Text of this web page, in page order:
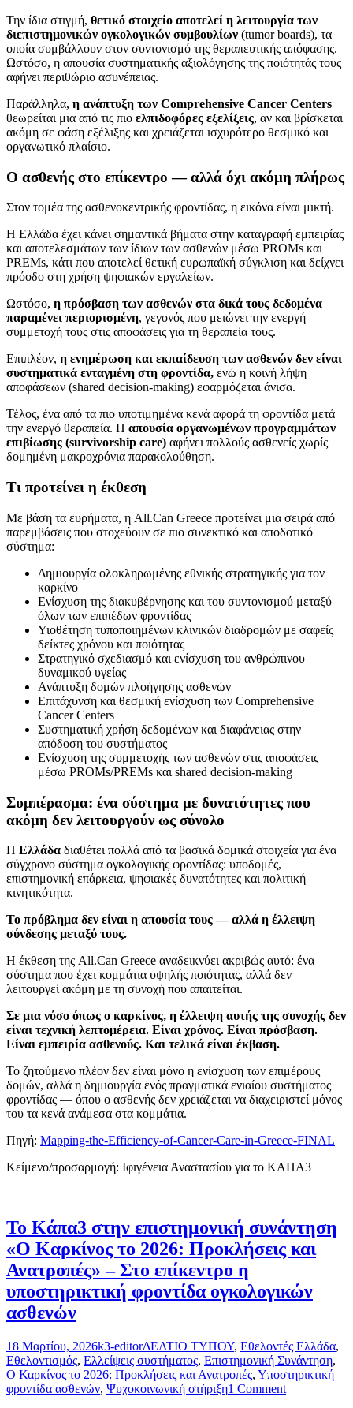
Την ίδια στιγμή, θετικό στοιχείο αποτελεί η λειτουργία των
διεπιστημονικών ογκολογικών συμβουλίων (tumor boards), τα
οποία συμβάλλουν στον συντονισμό της θεραπευτικής απόφασης.
Ωστόσο, η απουσία συστηματικής αξιολόγησης της ποιότητάς τους
αφήνει περιθώριο ασυνέπειας.
Παράλληλα, η ανάπτυξη των Comprehensive Cancer Centers
θεωρείται μια από τις πιο ελπιδοφόρες εξελίξεις, αν και βρίσκεται
ακόμη σε φάση εξέλιξης και χρειάζεται ισχυρότερο θεσμικό και
οργανωτικό πλαίσιο.
Ο ασθενής στο επίκεντρο — αλλά όχι ακόμη πλήρως
Στον τομέα της ασθενοκεντρικής φροντίδας, η εικόνα είναι μικτή.
Η Ελλάδα έχει κάνει σημαντικά βήματα στην καταγραφή εμπειρίας
και αποτελεσμάτων των ίδιων των ασθενών μέσω PROMs και
PREMs, κάτι που αποτελεί θετική ευρωπαϊκή σύγκλιση και δείχνει
πρόοδο στη χρήση ψηφιακών εργαλείων.
Ωστόσο, η πρόσβαση των ασθενών στα δικά τους δεδομένα
παραμένει περιορισμένη, γεγονός που μειώνει την ενεργή
συμμετοχή τους στις αποφάσεις για τη θεραπεία τους.
Επιπλέον, η ενημέρωση και εκπαίδευση των ασθενών δεν είναι
συστηματικά ενταγμένη στη φροντίδα, ενώ η κοινή λήψη
αποφάσεων (shared decision-making) εφαρμόζεται άνισα.
Τέλος, ένα από τα πιο υποτιμημένα κενά αφορά τη φροντίδα μετά
την ενεργό θεραπεία. Η απουσία οργανωμένων προγραμμάτων
επιβίωσης (survivorship care) αφήνει πολλούς ασθενείς χωρίς
δομημένη μακροχρόνια παρακολούθηση.
Τι προτείνει η έκθεση
Με βάση τα ευρήματα, η All.Can Greece προτείνει μια σειρά από
παρεμβάσεις που στοχεύουν σε πιο συνεκτικό και αποδοτικό
σύστημα:
Δημιουργία ολοκληρωμένης εθνικής στρατηγικής για τον
καρκίνο
Ενίσχυση της διακυβέρνησης και του συντονισμού μεταξύ
όλων των επιπέδων φροντίδας
Υιοθέτηση τυποποιημένων κλινικών διαδρομών με σαφείς
δείκτες χρόνου και ποιότητας
Στρατηγικό σχεδιασμό και ενίσχυση του ανθρώπινου
δυναμικού υγείας
Ανάπτυξη δομών πλοήγησης ασθενών
Επιτάχυνση και θεσμική ενίσχυση των Comprehensive
Cancer Centers
Συστηματική χρήση δεδομένων και διαφάνειας στην
απόδοση του συστήματος
Ενίσχυση της συμμετοχής των ασθενών στις αποφάσεις
μέσω PROMs/PREMs και shared decision-making
Συμπέρασμα: ένα σύστημα με δυνατότητες που
ακόμη δεν λειτουργούν ως σύνολο
Η Ελλάδα διαθέτει πολλά από τα βασικά δομικά στοιχεία για ένα
σύγχρονο σύστημα ογκολογικής φροντίδας: υποδομές,
επιστημονική επάρκεια, ψηφιακές δυνατότητες και πολιτική
κινητικότητα.
Το πρόβλημα δεν είναι η απουσία τους — αλλά η έλλειψη
σύνδεσης μεταξύ τους.
Η έκθεση της All.Can Greece αναδεικνύει ακριβώς αυτό: ένα
σύστημα που έχει κομμάτια υψηλής ποιότητας, αλλά δεν
λειτουργεί ακόμη με τη συνοχή που απαιτείται.
Σε μια νόσο όπως ο καρκίνος, η έλλειψη αυτής της συνοχής δεν
είναι τεχνική λεπτομέρεια. Είναι χρόνος. Είναι πρόσβαση.
Είναι εμπειρία ασθενούς. Και τελικά είναι έκβαση.
Το ζητούμενο πλέον δεν είναι μόνο η ενίσχυση των επιμέρους
δομών, αλλά η δημιουργία ενός πραγματικά ενιαίου συστήματος
φροντίδας — όπου ο ασθενής δεν χρειάζεται να διαχειριστεί μόνος
του τα κενά ανάμεσα στα κομμάτια.
Πηγή: Mapping-the-Efficiency-of-Cancer-Care-in-Greece-FINAL
Κείμενο/προσαρμογή: Ιφιγένεια Αναστασίου για το ΚΑΠΑ3
Το Κάπα3 στην επιστημονική συνάντηση
«Ο Καρκίνος το 2026: Προκλήσεις και
Ανατροπές» – Στο επίκεντρο η
υποστηρικτική φροντίδα ογκολογικών
ασθενών
18 Μαρτίου, 2026k3-editorΔΕΛΤΙΟ ΤΥΠΟΥ, Εθελοντές Ελλάδα,
Εθελοντισμός, Ελλείψεις συστήματος, Επιστημονική Συνάντηση,
Ο Καρκίνος το 2026: Προκλήσεις και Ανατροπές, Υποστηρικτική
φροντίδα ασθενών, Ψυχοκοινωνική στήριξη1 Comment